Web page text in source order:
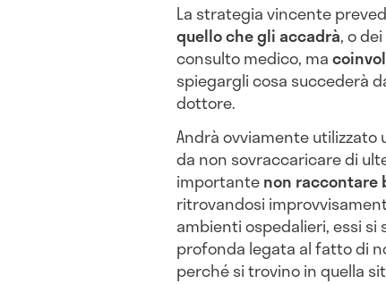
La strategia vincente
quello che gli accadrà, o
consulto medico, ma
spiegargli cosa succederà
dottore.
Andrà ovviamente utilizzato
da non sovraccaricare di
importantenon raccontare
ritrovandosi
ambienti ospedalieri, essi
profonda legata al fatto di
perché si trovino in quella